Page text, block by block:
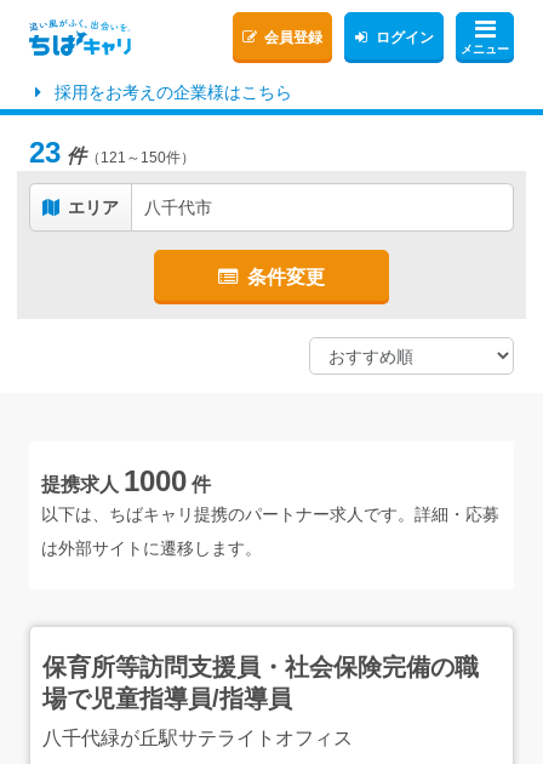
メニュー
会員登録 ログイン
採用をお考えの企業様はこちら
23 件（121～150件）
エリア 八千代市
条件変更
提携求人 1000 件
以下は、ちばキャリ提携のパートナー求人です。詳細・応募
は外部サイトに遷移します。
保育所等訪問支援員・社会保険完備の職
場で児童指導員/指導員
八千代緑が丘駅サテライトオフィス